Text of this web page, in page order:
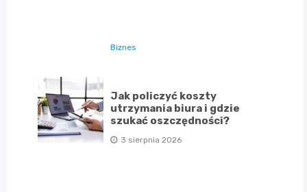
Biznes
Jak policzyć koszty
utrzymania biura i gdzie
szukać oszczędności?
3 sierpnia 2026